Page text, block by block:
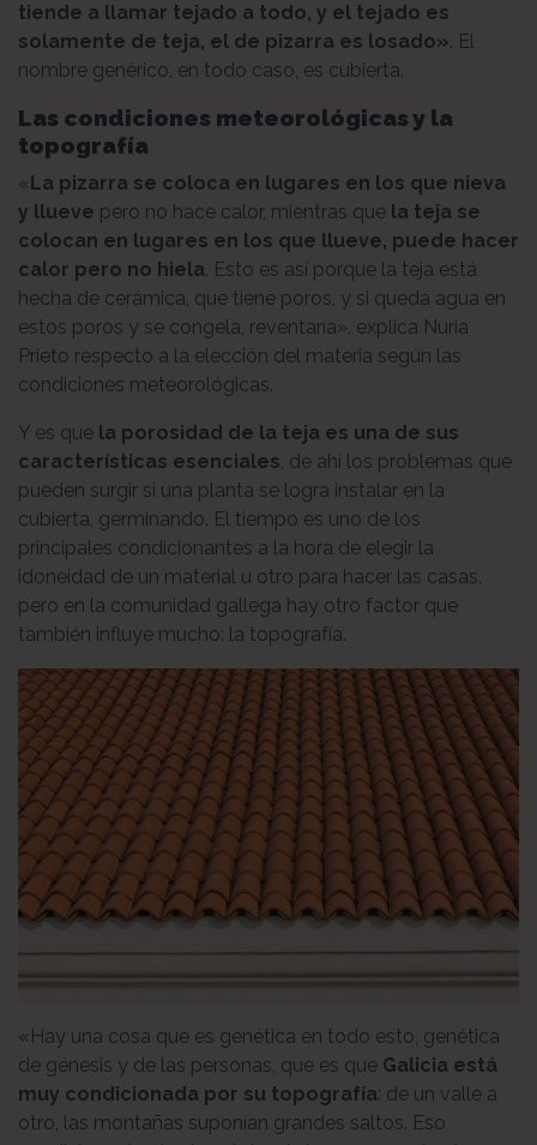
tiende a llamar tejado a todo, y el tejado es
solamente de teja, el de pizarra es losado». El
nombre genérico, en todo caso, es cubierta.
Las condiciones meteorológicas y la
topografía
« La pizarra se coloca en lugares en los que nieva
y llueve pero no hace calor, mientras que la teja se
colocan en lugares en los que llueve, puede hacer
calor pero no hiela. Esto es así porque la teja está
hecha de cerámica, que tiene poros, y si queda agua en
estos poros y se congela, reventaría», explica Nuria
Prieto respecto a la elección del materia según las
condiciones meteorológicas.
Y es que la porosidad de la teja es una de sus
características esenciales, de ahí los problemas que
pueden surgir si una planta se logra instalar en la
cubierta, germinando. El tiempo es uno de los
principales condicionantes a la hora de elegir la
idoneidad de un material u otro para hacer las casas,
pero en la comunidad gallega hay otro factor que
también influye mucho: la topografía.
«Hay una cosa que es genética en todo esto, genética
de génesis y de las personas, que es que Galicia está
muy condicionada por su topografía: de un valle a
otro, las montañas suponían grandes saltos. Eso